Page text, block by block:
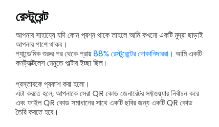
রেস্টুরেন্ট
আপনার সাহায্যে যদি কোন প্রশ্ন থাকে তাহলে আমি কখনো একটি মুদ্রা ছাড়াই
আপনার পাশে থাকব।
প্যান্ডেমিক শুরুর পর থেকে প্রায়88% রেস্টুরেন্টের দোকানিদাররা। আমি একটি
কনট্যাক্টলেস মেনুতে পাল্টার ইচ্ছা ছিল।
প্রস্তাবকে প্রকাশ করা হলো।
এটা করতে হলে, আপনাকে সেরা QR কোড জেনারেটর সফ্টওয়্যার নির্বাচন করে
এবং ফাইল QR কোড সমাধানের সাথে একটি ছবির জন্য একটি QR কোড
তৈরি করতে হবে।